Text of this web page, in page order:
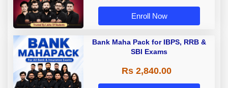
Enroll Now
Bank Maha Pack for IBPS, RRB &
SBI Exams
Rs 2,840.00